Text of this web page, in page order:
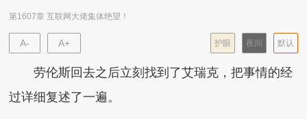
第1607章 互联网大佬集体绝望！
A- A+ 默认
夜间
护眼
劳伦斯回去之后立刻找到了艾瑞克，把事情的经
过详细复述了一遍。